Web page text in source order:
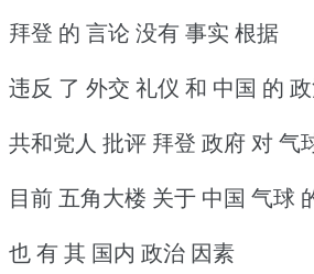
拜登 的 言论 没有 事实 根据
违反 了 外交 礼仪 和 中国 的
共和党人 批评 拜登 政府 对 气
目前 五角大楼 关于 中国 气球
也 有 其 国内 政治 因素